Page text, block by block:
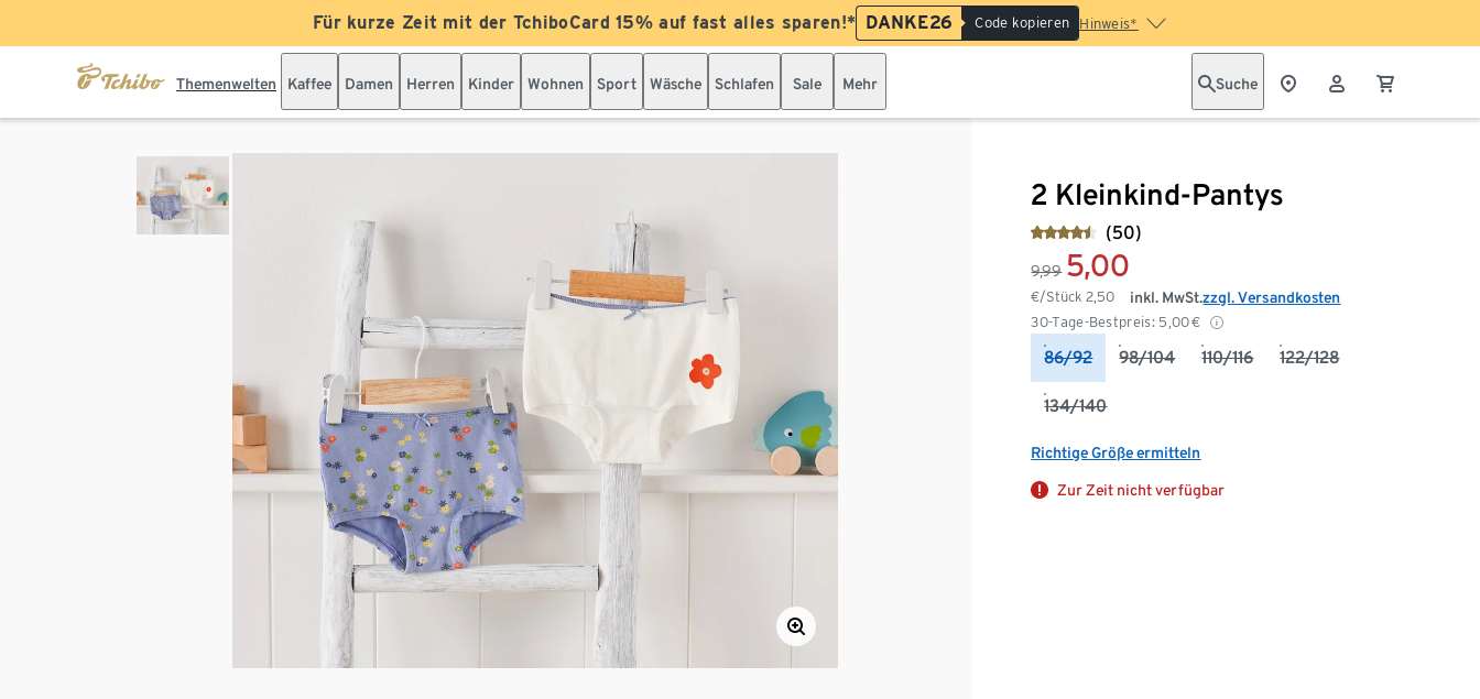
Für kurze Zeit mit der TchiboCard 15% auf fast alles sparen!* DANKE26 Code kopieren Hinweis*
Themenwelten Kaffee Damen Herren Kinder Wohnen Sport Wäsche Schlafen Sale Mehr Suche
2 Kleinkind-Pantys
(50)
9,99 5,00
€/Stück2,50
30-Tage-Bestpreis: 5,00€
inkl. MwSt.zzgl. Versandkosten
86/92 98/104 110/116 122/128
134/140
Richtige Größe ermitteln
Zur Zeit nicht verfügbar